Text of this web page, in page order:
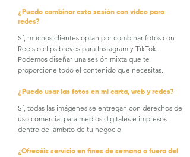
¿Puedo combinar esta sesión con vídeo para
redes?
Sí, muchos clientes optan por combinar fotos con
Reels o clips breves para Instagram y TikTok.
Podemos diseñar una sesión mixta que te
proporcione todo el contenido que necesitas.
¿Puedo usar las fotos en mi carta, web y redes?
Sí, todas las imágenes se entregan con derechos de
uso comercial para medios digitales e impresos
dentro del ámbito de tu negocio.
¿Ofrecéis servicio en fines de semana o fuera del